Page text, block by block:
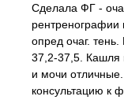
Сделала ФГ -
рентренографии
опред очаг.
37,2-37,5. Кашля
и мочи
консультацию к